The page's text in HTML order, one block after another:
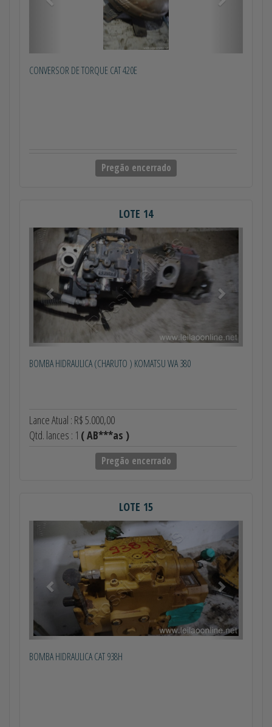
CONVERSOR DE TORQUE CAT 420E
Pregão encerrado
LOTE 14
Anterior Próximo
BOMBA HIDRAULICA (CHARUTO ) KOMATSU WA 380
Lance Atual : R$ 5.000,00
Qtd. lances : 1 ( AB***as )
Pregão encerrado
LOTE 15
Anterior
BOMBA HIDRAULICA CAT 938H